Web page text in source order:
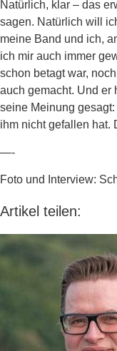
Natürlich, klar – das
sagen. Natürlich will
meine Band und ich,
ich mir auch immer
schon betagt war,
auch gemacht. Und er
seine Meinung
ihm nicht gefallen hat.
—-
Foto und Interview:
Artikel teilen: